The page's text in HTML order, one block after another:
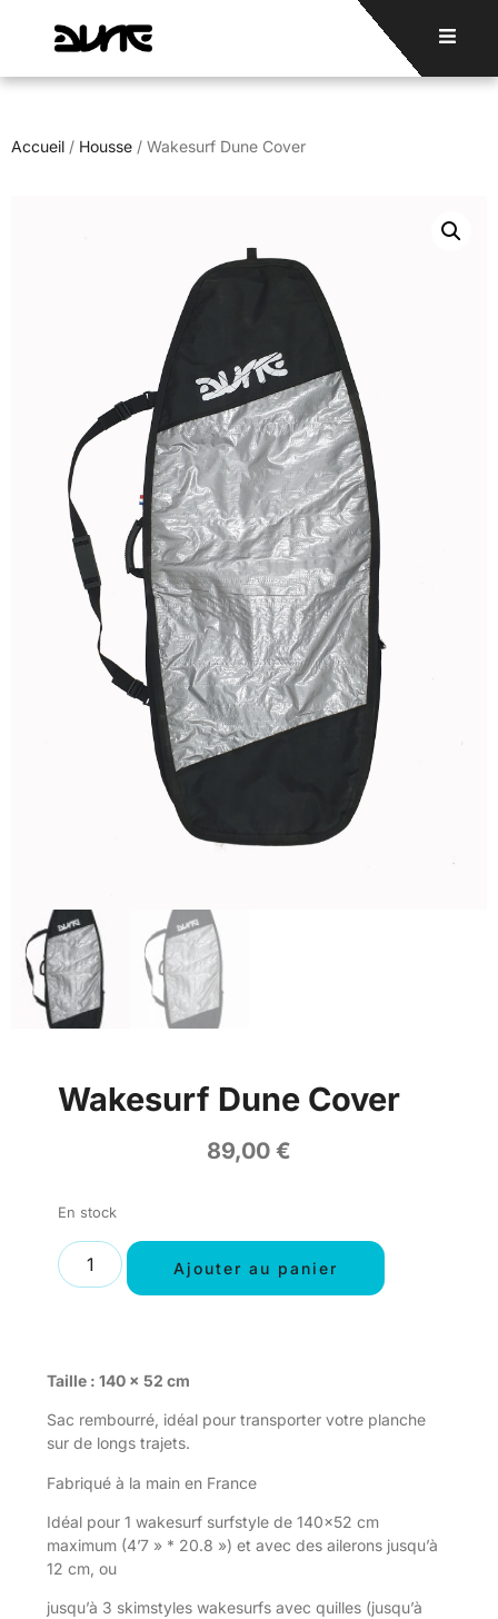
Accueil / Housse / Wakesurf Dune Cover
Wakesurf Dune Cover
89,00 €
En stock
Ajouter au panier
Taille : 140 x 52 cm
Sac rembourré, idéal pour transporter votre planche
sur de longs trajets.
Fabriqué à la main en France
Idéal pour 1 wakesurf surfstyle de 140×52 cm
maximum (4’7 » * 20.8 ») et avec des ailerons jusqu’à
12 cm, ou
jusqu’à 3 skimstyles wakesurfs avec quilles (jusqu’à